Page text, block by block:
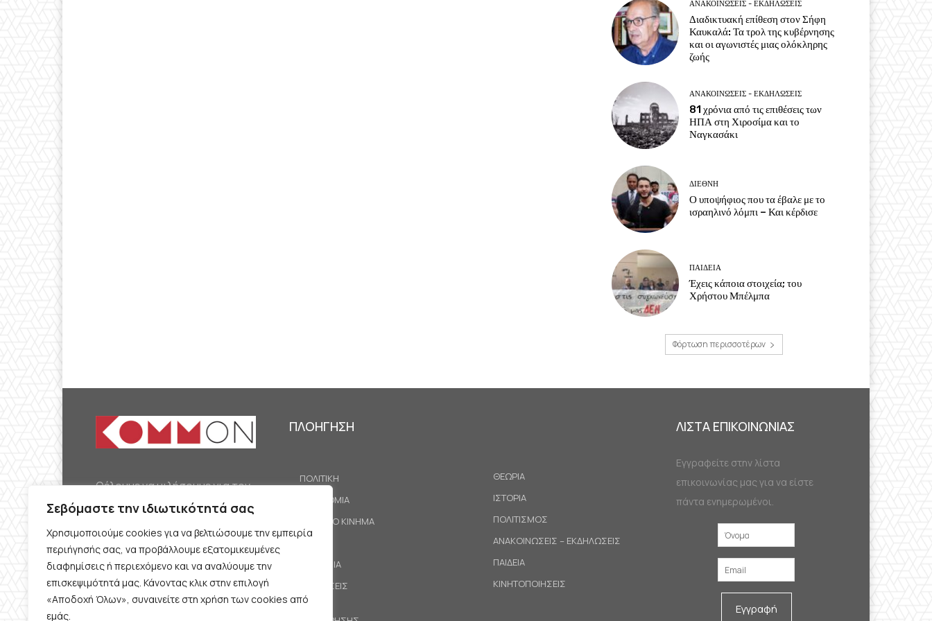
Σεβόμαστε την ιδιωτικότητά σας
Χρησιμοποιούμε cookies για να βελτιώσουμε την εμπειρία
περιήγησής σας, να προβάλλουμε εξατομικευμένες
διαφημίσεις ή περιεχόμενο και να αναλύουμε την
επισκεψιμότητά μας. Κάνοντας κλικ στην επιλογή
«Αποδοχή Όλων», συναινείτε στη χρήση των cookies από
εμάς.
ΑΝΑΚΟΙΝΩΣΕΙΣ - ΕΚΔΗΛΩΣΕΙΣ
Διαδικτυακή επίθεση στον Σήφη
Καυκαλά: Τα τρολ της κυβέρνησης
και οι αγωνιστές μιας ολόκληρης
ζωής
ΑΝΑΚΟΙΝΩΣΕΙΣ - ΕΚΔΗΛΩΣΕΙΣ
81 χρόνια από τις επιθέσεις των
ΗΠΑ στη Χιροσίμα και το
Ναγκασάκι
ΔΙΕΘΝΗ
Ο υποψήφιος που τα έβαλε με το
ισραηλινό λόμπι – Και κέρδισε
ΠΑΙΔΕΙΑ
Έχεις κάποια στοιχεία; του
Χρήστου Μπέλμπα
Φόρτωση περισσοτέρων
Θέλουμε να μιλήσουμε για τον
κομμουνισμό της εποχής μας,
την αναγκαία αλλά όχι
δεδομένη προοπτική.
Θέλουμε να μιλήσουμε
ταυτόχρονα για την
καθημερινή επιβίωση και τον
ΠΛΟΗΓΗΣΗ
ΠΟΛΙΤΙΚΗ
ΟΙΚΟΝΟΜΙΑ
ΕΡΓΑΤΙΚΟ ΚΙΝΗΜΑ
ΚΟΙΝΩΝΙΑ
ΠΡΟΤΑΣΕΙΣ
ΘΕΩΡΙΑ
ΙΣΤΟΡΙΑ
ΠΟΛΙΤΙΣΜΟΣ
ΑΝΑΚΟΙΝΩΣΕΙΣ – ΕΚΔΗΛΩΣΕΙΣ
ΠΑΙΔΕΙΑ
ΚΙΝΗΤΟΠΟΙΗΣΕΙΣ
ΛΙΣΤΑ ΕΠΙΚΟΙΝΩΝΙΑΣ
Εγγραφείτε στην λίστα
επικοινωνίας μας για να είστε
πάντα ενημερωμένοι.
Εγγραφή